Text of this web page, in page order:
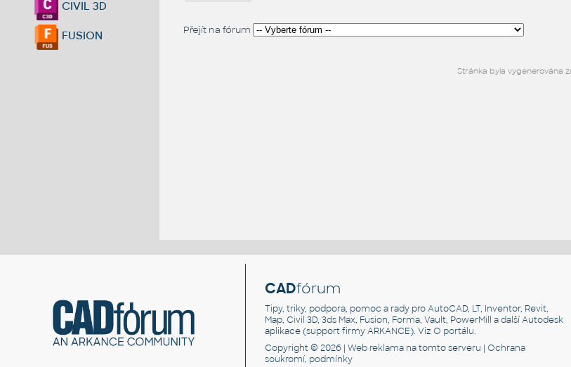
CIVIL 3D
FUSION Přejít na fórum
Stránka byla vygenerována
CADfórum
Tipy, triky, podpora, pomoc a rady pro AutoCAD, LT, Inventor, Revit,
Map, Civil 3D, 3ds Max, Fusion, Forma, Vault, PowerMill a další Autodesk
aplikace (support firmy ARKANCE). VizO portálu.
Copyright © 2026 |Web reklama na tomto serveru |Ochrana
soukromí, podmínky